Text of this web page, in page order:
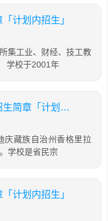
计划内招生」
集工业、财经、技工教
学校于2001年
2026年迪庆州民族中等专业学校招生简章「计划内招生」
庆藏族自治州香格里拉
学校是省民宗
计划内招生」